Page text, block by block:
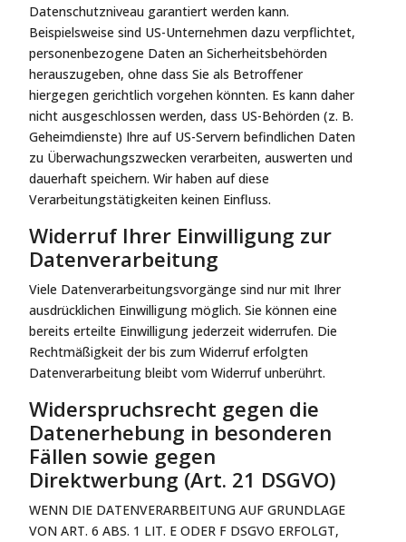
Datenschutzniveau garantiert werden kann.
Beispielsweise sind US-Unternehmen dazu verpflichtet,
personenbezogene Daten an Sicherheitsbehörden
herauszugeben, ohne dass Sie als Betroffener
hiergegen gerichtlich vorgehen könnten. Es kann daher
nicht ausgeschlossen werden, dass US-Behörden (z. B.
Geheimdienste) Ihre auf US-Servern befindlichen Daten
zu Überwachungszwecken verarbeiten, auswerten und
dauerhaft speichern. Wir haben auf diese
Verarbeitungstätigkeiten keinen Einfluss.
Widerruf Ihrer Einwilligung zur
Datenverarbeitung
Viele Datenverarbeitungsvorgänge sind nur mit Ihrer
ausdrücklichen Einwilligung möglich. Sie können eine
bereits erteilte Einwilligung jederzeit widerrufen. Die
Rechtmäßigkeit der bis zum Widerruf erfolgten
Datenverarbeitung bleibt vom Widerruf unberührt.
Widerspruchsrecht gegen die
Datenerhebung in besonderen
Fällen sowie gegen
Direktwerbung (Art. 21 DSGVO)
WENN DIE DATENVERARBEITUNG AUF GRUNDLAGE
VON ART. 6 ABS. 1 LIT. E ODER F DSGVO ERFOLGT,